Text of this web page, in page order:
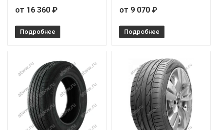
от 16 360 ₽
Подробнее
от 9 070 ₽
Подробнее